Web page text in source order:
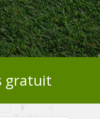
gratuit